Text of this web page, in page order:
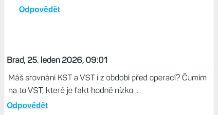
Odpovědět
Brad, 25. leden 2026, 09:01
Máš srovnání KST a VST i z období před operací? Čumím
na to VST, které je fakt hodně nízko ...
Odpovědět